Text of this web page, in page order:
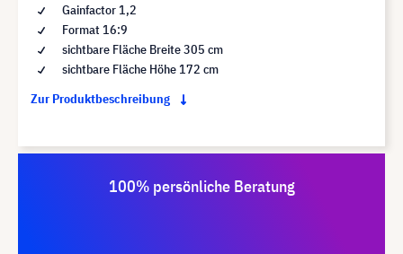
Gainfactor 1,2
Format 16:9
sichtbare Fläche Breite 305 cm
sichtbare Fläche Höhe 172 cm
Zur Produktbeschreibung
100% persönliche Beratung